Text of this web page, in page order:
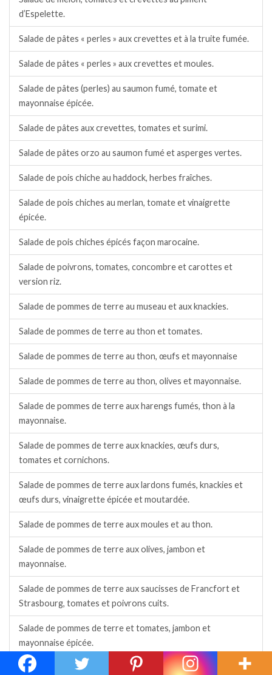
d’Espelette.
Salade de pâtes « perles » aux crevettes et à la truite fumée.
Salade de pâtes « perles » aux crevettes et moules.
Salade de pâtes (perles) au saumon fumé, tomate et
mayonnaise épicée.
Salade de pâtes aux crevettes, tomates et surimi.
Salade de pâtes orzo au saumon fumé et asperges vertes.
Salade de pois chiche au haddock, herbes fraîches.
Salade de pois chiches au merlan, tomate et vinaigrette
épicée.
Salade de pois chiches épicés façon marocaine.
Salade de poivrons, tomates, concombre et carottes et
version riz.
Salade de pommes de terre au museau et aux knackies.
Salade de pommes de terre au thon et tomates.
Salade de pommes de terre au thon, œufs et mayonnaise
Salade de pommes de terre au thon, olives et mayonnaise.
Salade de pommes de terre aux harengs fumés, thon à la
mayonnaise.
Salade de pommes de terre aux knackies, œufs durs,
tomates et cornichons.
Salade de pommes de terre aux lardons fumés, knackies et
œufs durs, vinaigrette épicée et moutardée.
Salade de pommes de terre aux moules et au thon.
Salade de pommes de terre aux olives, jambon et
mayonnaise.
Salade de pommes de terre aux saucisses de Francfort et
Strasbourg, tomates et poivrons cuits.
Salade de pommes de terre et tomates, jambon et
mayonnaise épicée.
Salade de pommes de terre, concombre et cervelas.